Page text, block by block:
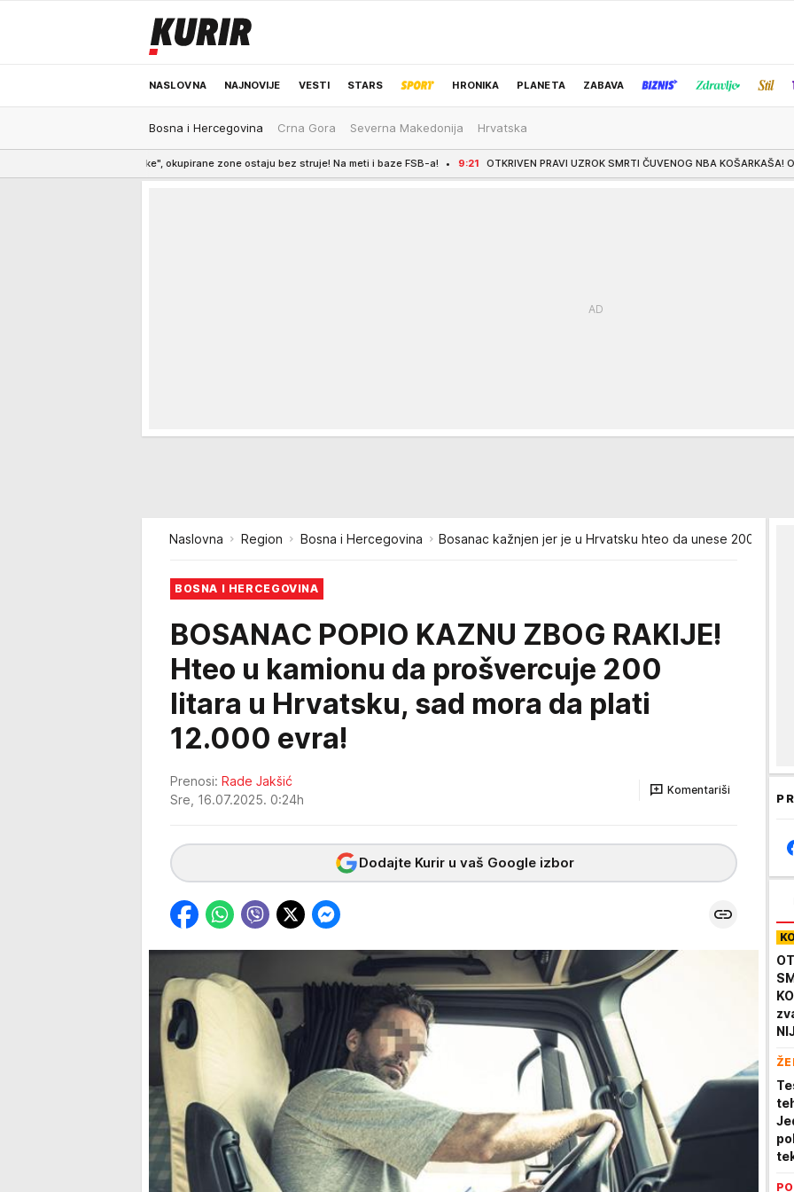
NASLOVNA NAJNOVIJE VESTI STARS HRONIKA PLANETA ZABAVA
ODRŽIVA BUDUĆNOST REGION NEWS IZBOR UREDNIKA
Bosna i Hercegovina Crna Gora Severna Makedonija Hrvatska
"flota iz senke", okupirane zone ostaju bez struje! Na meti i baze FSB-a! 9:21 OTKRIVEN PRAVI UZROK SMRTI ČUVENOG NBA KOŠARKAŠA! Objavljen
Naslovna Region Bosna i Hercegovina Bosanac kažnjen jer je u Hrvatsku hteo da unese 200 litara
BOSNA I HERCEGOVINA
BOSANAC POPIO KAZNU ZBOG RAKIJE!
Hteo u kamionu da prošvercuje 200
litara u Hrvatsku, sad mora da plati
12.000 evra!
Prenosi: Rade Jakšić
Sre, 16.07.2025. 0:24h
Komentariši
Dodajte Kurir u vaš Google izbor